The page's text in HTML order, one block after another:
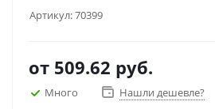
Артикул:70399
от 509.62 руб.
Много
Нашли дешевле?